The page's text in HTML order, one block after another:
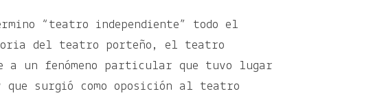
“teatro independiente” todo el
del teatro porteño, el teatro
a un fenómeno particular que tuvo lugar
surgió como oposición al teatro